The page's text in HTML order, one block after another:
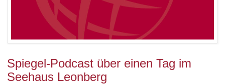
Spiegel-Podcast über einen Tag im
Seehaus Leonberg